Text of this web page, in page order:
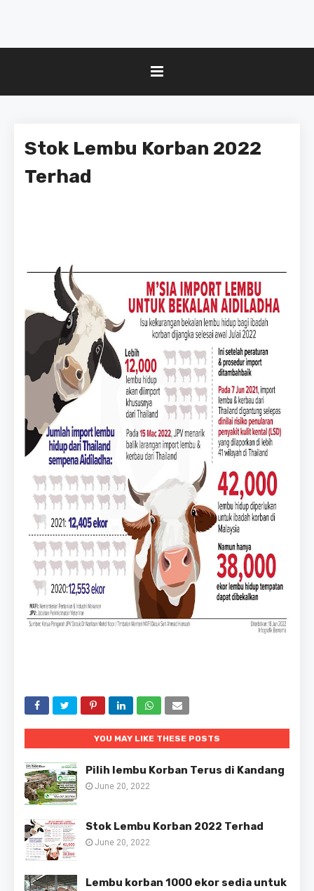
Stok Lembu Korban 2022
Terhad
YOU MAY LIKE THESE POSTS
Pilih lembu Korban Terus di Kandang
June 20, 2022
Stok Lembu Korban 2022 Terhad
June 20, 2022
Lembu korban 1000 ekor sedia untuk